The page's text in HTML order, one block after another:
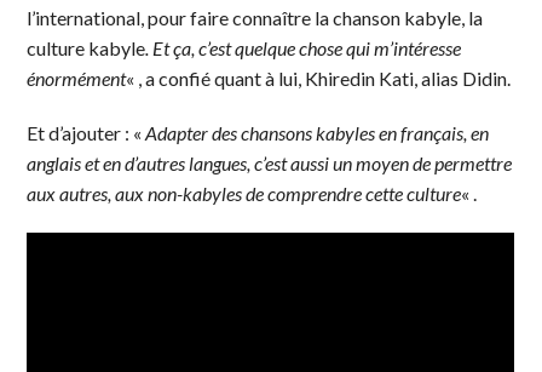
l’international, pour faire connaître la chanson kabyle, la
culture kabyle. Et ça, c’est quelque chose qui m’intéresse
énormément« , a confié quant à lui, Khiredin Kati, alias Didin.
Et d’ajouter : «Adapter des chansons kabyles en français, en
anglais et en d’autres langues, c’est aussi un moyen de permettre
aux autres, aux non-kabyles de comprendre cette culture« .